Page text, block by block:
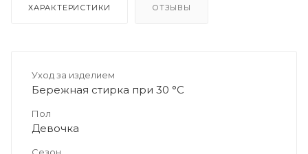
ХАРАКТЕРИСТИКИ ОТЗЫВЫ
Уход за изделием
Бережная стирка при 30 °C
Пол
Девочка
Сезон